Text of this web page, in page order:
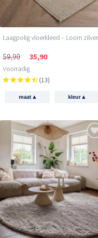
Laagpolig vloerkleed – Loom zilver
59,90 35,90
Voorradig
(13)
maat ▴ kleur▴